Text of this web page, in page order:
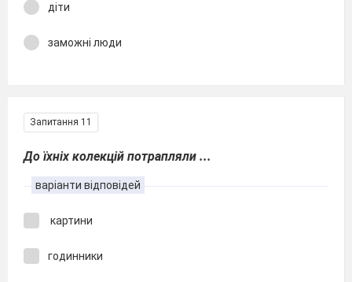
діти
заможні люди
Запитання 11
До їхніх колекцій потрапляли ...
варіанти відповідей
картини
годинники